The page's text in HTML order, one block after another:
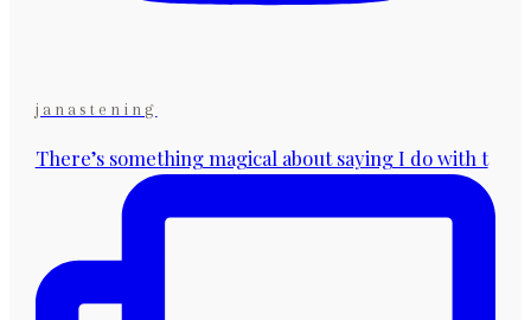
janastening
There’s something magical about saying I do with t